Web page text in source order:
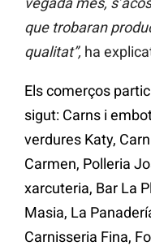
que trobaran
qualitat”, ha
Els comerços
sigut: Carns i
verdures Katy,
Carmen, Polleria
xarcuteria, Bar La
Masia, La
Carnisseria Fina,